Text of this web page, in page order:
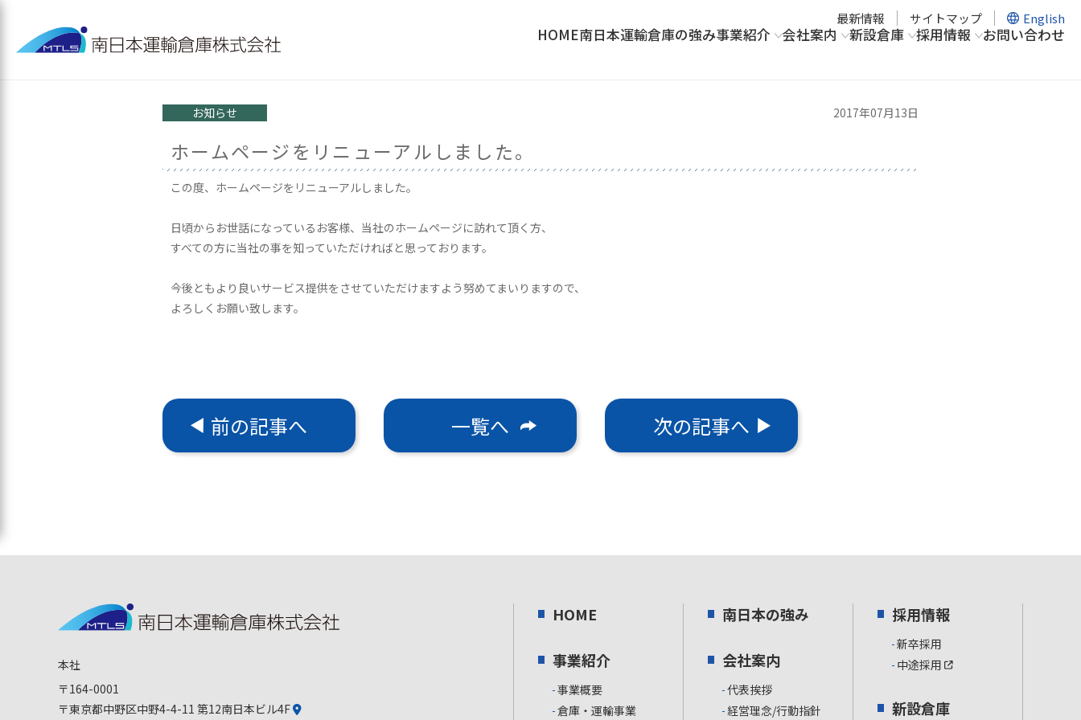
最新情報 サイトマップ English
HOME南日本運輸倉庫の強み事業紹介 会社案内 新設倉庫 採用情報 お問い合わせ
お知らせ 2017年07月13日
ホームページをリニューアルしました。
この度、ホームページをリニューアルしました。
日頃からお世話になっているお客様、当社のホームページに訪れて頂く方、
すべての方に当社の事を知っていただければと思っております。
今後ともより良いサービス提供をさせていただけますよう努めてまいりますので、
よろしくお願い致します。
前の記事へ 一覧へ 次の記事へ
本社
〒164-0001
〒東京都中野区中野4-4-11 第12南日本ビル4F
HOME
事業紹介
事業概要
倉庫・運輸事業
南日本の強み
会社案内
代表挨拶
経営理念/行動指針
採用情報
新卒採用
中途採用
新設倉庫